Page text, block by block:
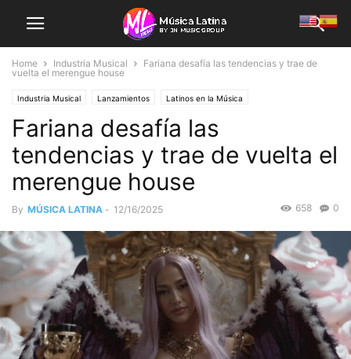
Home Industria Musical
Fariana desafía las tendencias y trae de
vuelta el merengue house
Industria Musical Lanzamientos Latinos en la Música
Fariana desafía las
tendencias y trae de vuelta el
merengue house
By MÚSICA LATINA - 12/16/2025 0
658